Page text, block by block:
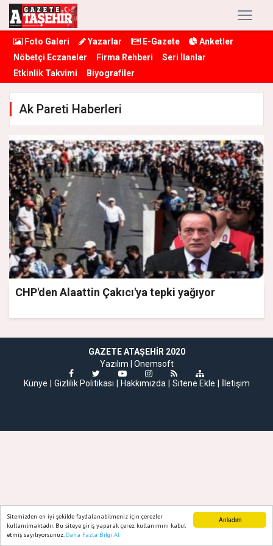
Anladım
Sitemizden en iyi şekilde faydalanabilmeniz için çerezler
kullanılmaktadır. Bu siteye giriş yaparak çerez kullanımını kabul
etmiş sayılıyorsunuz. Daha Fazla Bilgi Al
Foto Galeri Yazarlar E-Gazete
Anketler
Nöbetçi Eczaneler
Firma Rehberi
Seri İlanlar
Etkinlik Takvimi
Biyografiler
Ak Pareti Haberleri
CHP'den Alaattin Çakıcı'ya tepki yağıyor
GAZETE ATAŞEHIR 2020
Yazılım | Onemsoft
Künye
Gizlilik Politikası Hakkımızda Sitene Ekle İletişim
Ana Sayfa Web TV